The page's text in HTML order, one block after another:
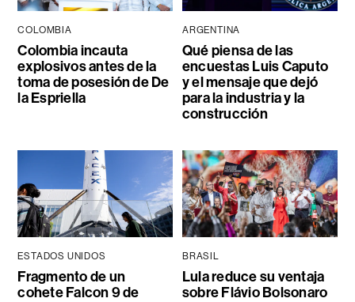
COLOMBIA
Colombia incauta
explosivos antes de la
toma de posesión de De
la Espriella
ARGENTINA
Qué piensa de las
encuestas Luis Caputo
y el mensaje que dejó
para la industria y la
construcción
ESTADOS UNIDOS
Fragmento de un
cohete Falcon 9 de
BRASIL
Lula reduce su ventaja
sobre Flávio Bolsonaro